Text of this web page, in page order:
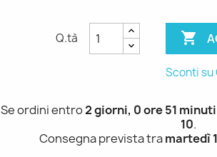
Q.tà 
Sconti su
Se ordini entro2 giorni, 0 ore 51
10.
Consegna prevista tramartedì